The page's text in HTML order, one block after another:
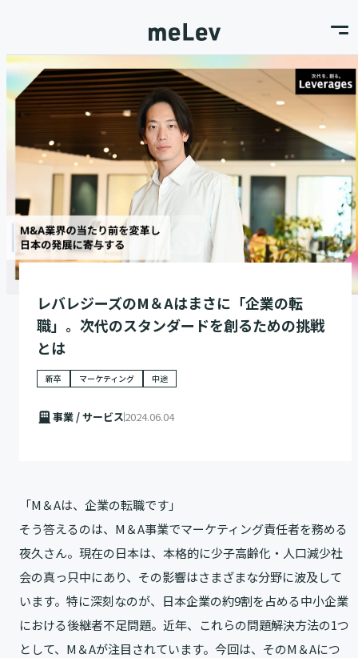
レバレジーズのM＆Aはまさに「企業の転
職」。次代のスタンダードを創るための挑戦
とは
新卒 マーケティング 中途
事業 / サービス2024.06.04
「M＆Aは、企業の転職です」
そう答えるのは、M＆A事業でマーケティング責任者を務める
夜久さん。現在の日本は、本格的に少子高齢化・人口減少社
会の真っ只中にあり、その影響はさまざまな分野に波及して
います。特に深刻なのが、日本企業の約9割を占める中小企業
における後継者不足問題。近年、これらの問題解決方法の1つ
として、M＆Aが注目されています。今回は、そのM＆Aにつ